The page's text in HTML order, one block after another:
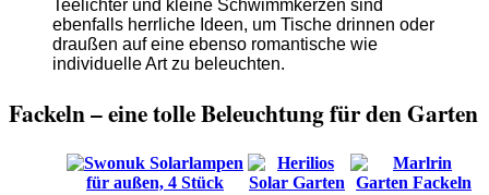
Teelichter und kleine Schwimmkerzen sind
ebenfalls herrliche Ideen, um Tische drinnen oder
draußen auf eine ebenso romantische wie
individuelle Art zu beleuchten.
Fackeln – eine tolle Beleuchtung für den Garten